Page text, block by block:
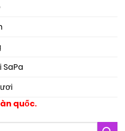
SaPa
quốc.